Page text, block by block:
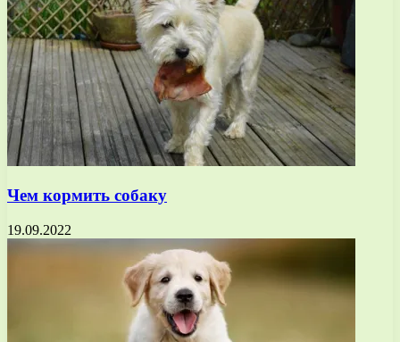
Чем кормить собаку
19.09.2022